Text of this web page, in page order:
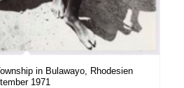
in Bulawayo, Rhodesien
1971